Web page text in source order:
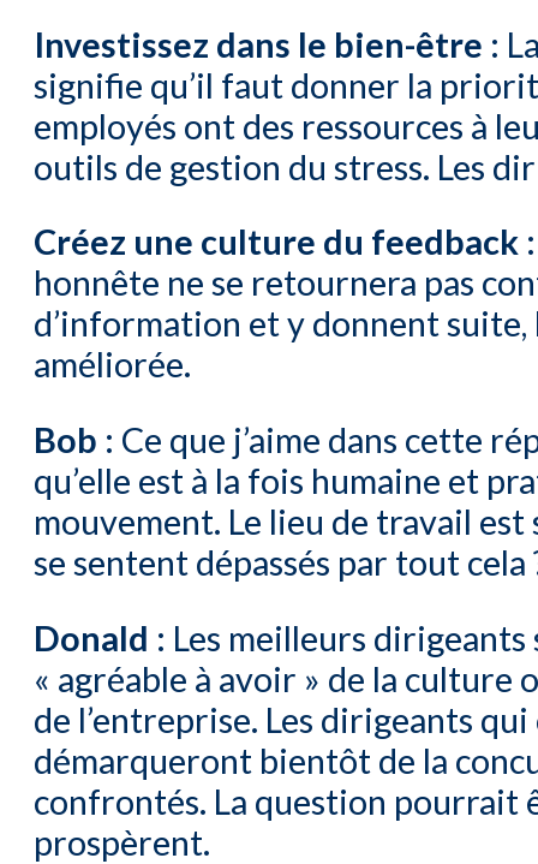
Investissez dans le bien-être :
signifie qu’il faut donner la
employés ont des ressources à
outils de gestion du stress. Les
Créez une culture du feedback :
honnête ne se retournera pas
d’information et y donnent suite,
améliorée.
Bob : Ce que j’aime dans cette
qu’elle est à la fois humaine et
mouvement. Le lieu de travail
se sentent dépassés par tout cela
Donald : Les meilleurs dirigeants
« agréable à avoir » de la culture
de l’entreprise. Les dirigeants
démarqueront bientôt de la
confrontés. La question pourrait
prospèrent.